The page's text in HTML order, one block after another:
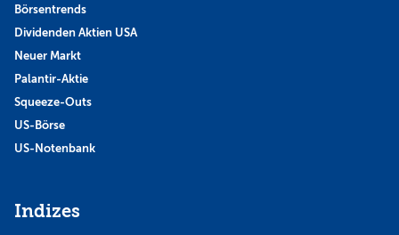
Börsentrends
Dividenden Aktien USA
Neuer Markt
Palantir-Aktie
Squeeze-Outs
US-Börse
US-Notenbank
Indizes